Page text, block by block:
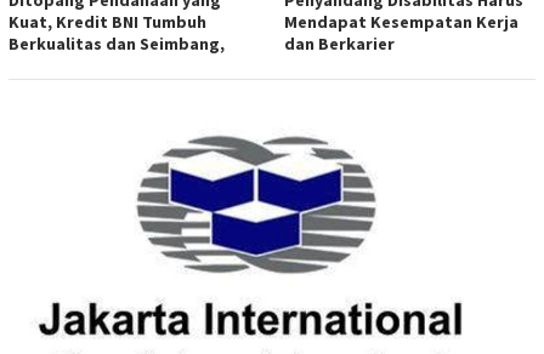
Kuat, Kredit BNI Tumbuh
Berkualitas dan Seimbang,
Mendapat Kesempatan Kerja
dan Berkarier